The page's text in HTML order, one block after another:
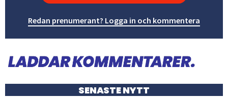
Redan prenumerant? Logga in och kommentera
SENASTE NYTT